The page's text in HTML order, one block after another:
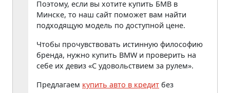
Поэтому, если вы хотите купить БМВ в
Минске, то наш сайт поможет вам найти
подходящую модель по доступной цене.
Чтобы прочувствовать истинную философию
бренда, нужно купить BMW и проверить на
себе их девиз «С удовольствием за рулем».
Предлагаем купить авто в кредит без